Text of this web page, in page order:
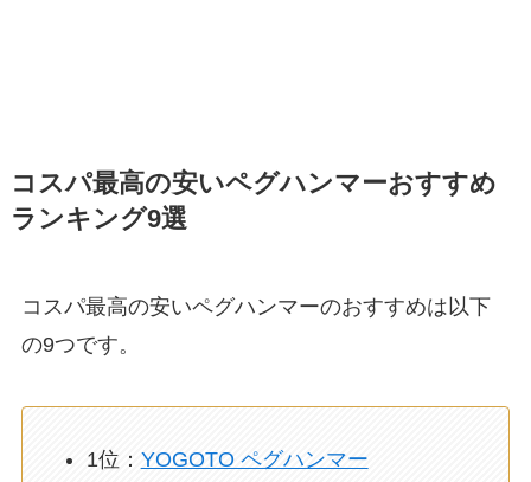
コスパ最高の安いペグハンマーおすすめ
ランキング9選
コスパ最高の安いペグハンマーのおすすめは以下
の9つです。
1位： YOGOTO ペグハンマー